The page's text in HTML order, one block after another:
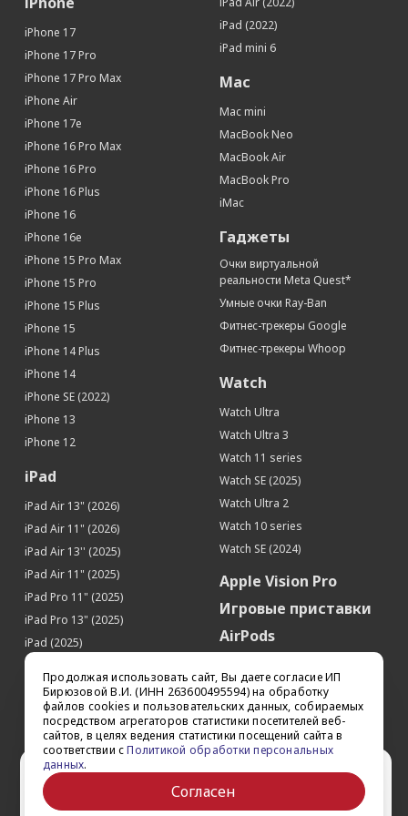
Продолжая использовать сайт, Вы даете согласие ИП
Бирюзовой В.И. (ИНН 263600495594) на обработку
файлов cookies и пользовательских данных, собираемых
посредством агрегаторов статистики посетителей веб-
сайтов, в целях ведения статистики посещений сайта в
соответствии сПолитикой обработки персональных
данных.
Согласен
Ваш город Ставрополь?
Да Выбрать другой
iPhone 17
iPhone 17 Pro
iPhone 17 Pro Max
iPhone Air
iPhone 17e
iPhone 16 Pro Max
iPhone 16 Pro
iPhone 16 Plus
iPhone 16
iPhone 16e
iPhone 15 Pro Max
iPhone 15 Pro
iPhone 15 Plus
iPhone 15
iPhone 14 Plus
iPhone 14
iPhone SE (2022)
iPhone 13
iPhone 12
iPad
iPad Air 13" (2026)
iPad Air 11" (2026)
iPad Air 13'' (2025)
iPad Air 11" (2025)
iPad Pro 11" (2025)
iPad Pro 13" (2025)
iPad (2025)
iPad Pro 13'' (2024)
iPad Pro 11'' (2024)
iPad Air 13'' (2024)
iPad Air 11" (2024)
iPad mini 7
iPad Pro 12.9'' (2022)
iPad Pro 11'' (2022)
iPad (2022)
iPad mini 6
Mac
Mac mini
MacBook Neo
MacBook Air
MacBook Pro
iMac
Гаджеты
Очки виртуальной
реальности Meta Quest*
Умные очки Ray-Ban
Фитнес-трекеры Google
Фитнес-трекеры Whoop
Watch
Watch Ultra
Watch Ultra 3
Watch 11 series
Watch SE (2025)
Watch Ultra 2
Watch 10 series
Watch SE (2024)
Apple Vision Pro
Игровые приставки
AirPods
Квадрокоптеры
Apple TV
Dyson
Сертификаты